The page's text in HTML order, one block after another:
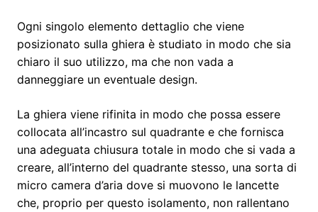
Ogni singolo elemento dettaglio che viene
posizionato sulla ghiera è studiato in modo che sia
chiaro il suo utilizzo, ma che non vada a
danneggiare un eventuale design.
La ghiera viene rifinita in modo che possa essere
collocata all’incastro sul quadrante e che fornisca
una adeguata chiusura totale in modo che si vada a
creare, all’interno del quadrante stesso, una sorta di
micro camera d’aria dove si muovono le lancette
che, proprio per questo isolamento, non rallentano